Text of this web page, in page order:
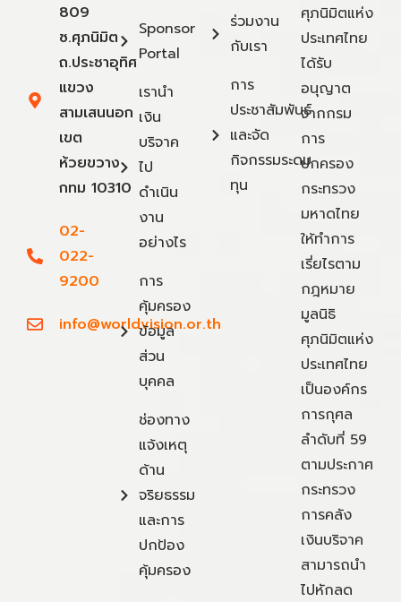
809
ซ.ศุภนิมิต
ถ.ประชาอุทิศ
แขวง
สามเสนนอก
เขต
ห้วยขวาง
กทม 10310
02-
022-
9200
info@worldvision.or.th
Sponsor
Portal
เรานำ
เงิน
บริจาค
ไป
ดำเนิน
งาน
อย่างไร
การ
คุ้มครอง
ข้อมูล
ส่วน
บุคคล
ช่องทาง
แจ้งเหตุ
ด้าน
จริยธรรม
และการ
ปกป้อง
คุ้มครอง
ร่วมงาน
กับเรา
การ
ประชาสัมพันธ์
และจัด
กิจกรรมระดม
ทุน
ศุภนิมิตแห่ง
ประเทศไทย
ได้รับ
อนุญาต
จากกรม
การ
ปกครอง
กระทรวง
มหาดไทย
ให้ทำการ
เรี่ยไรตาม
กฎหมาย
มูลนิธิ
ศุภนิมิตแห่ง
ประเทศไทย
เป็นองค์กร
การกุศล
ลำดับที่ 59
ตามประกาศ
กระทรวง
การคลัง
เงินบริจาค
สามารถนำ
ไปหักลด